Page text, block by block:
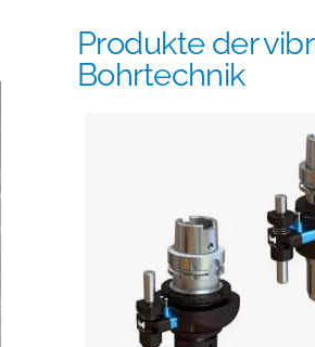
Produkte der
Bohrtechnik